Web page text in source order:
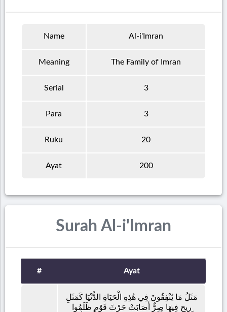
Name Al-i'Imran
Meaning The Family of Imran
Serial 3
Para 3
Ruku 20
Ayat 200
Surah Al-i'Imran
# Ayat
مَثَلُ مَا يُنْفِقُونَ فِي هَٰذِهِ الْحَيَاةِ الدُّنْيَا كَمَثَلِ
رِيحٍ فِيهَا صِرٌّ أَصَابَتْ حَرْثَ قَوْمٍ ظَلَمُوا